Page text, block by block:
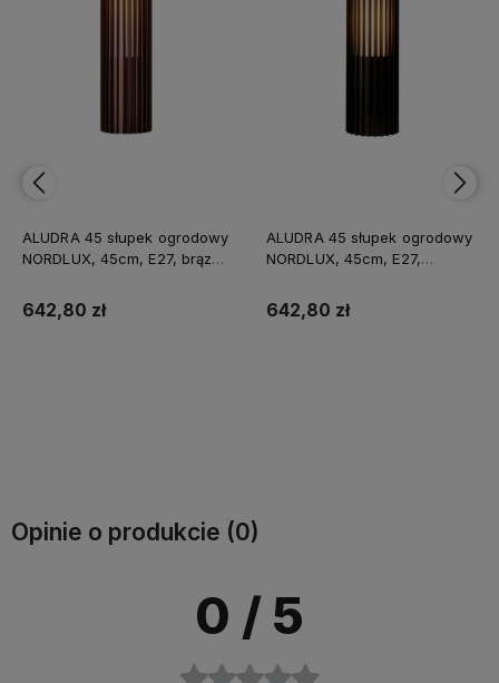
ALUDRA 45 słupek ogrodowy
NORDLUX, 45cm, E27, brąz
642,80 zł
ALUDRA 45 słupek ogrodowy
NORDLUX, 45cm, E27,
642,80 zł
Opinie o produkcie (0)
0 / 5